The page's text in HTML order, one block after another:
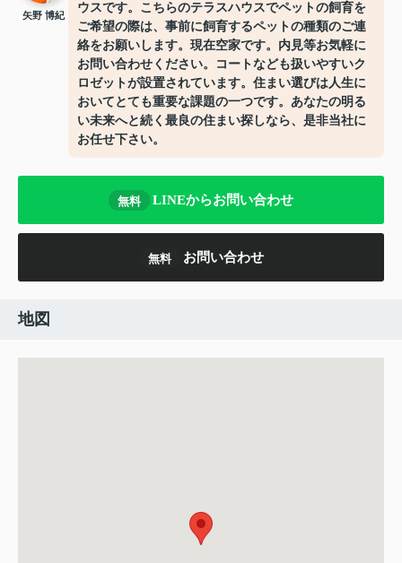
矢野 博紀
ウスです。こちらのテラスハウスでペットの飼育を
ご希望の際は、事前に飼育するペットの種類のご連
絡をお願いします。現在空家です。内見等お気軽に
お問い合わせください。コートなども扱いやすいク
ロゼットが設置されています。住まい選びは人生に
おいてとても重要な課題の一つです。あなたの明る
い未来へと続く最良の住まい探しなら、是非当社に
お任せ下さい。
無料 LINEからお問い合わせ
無料 お問い合わせ
地図